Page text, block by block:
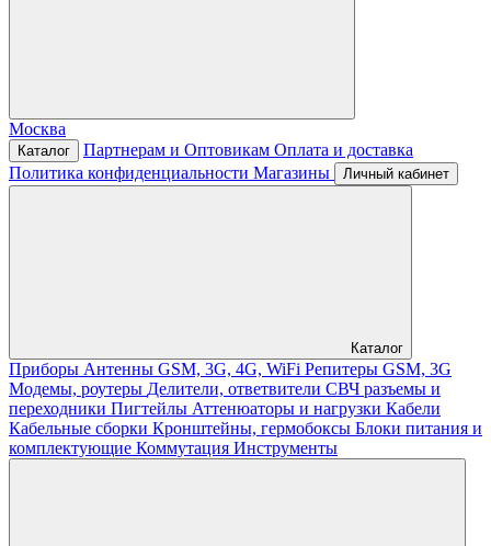
Москва
Каталог Партнерам и Оптовикам Оплата и доставка
Политика конфиденциальности Магазины Личный кабинет
Каталог
Приборы Антенны GSM, 3G, 4G, WiFi Репитеры GSM, 3G
Модемы, роутеры Делители, ответвители СВЧ разъемы и
переходники Пигтейлы Аттенюаторы и нагрузки Кабели
Кабельные сборки Кронштейны, гермобоксы Блоки питания и
комплектующие Коммутация Инструменты